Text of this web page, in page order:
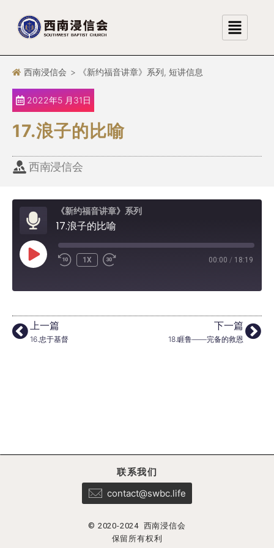
跳
至
西南浸信会 > 《新约福音讲章》系列, 短讲信息
2022年5 月31日
17.浪子的比喻
西南浸信会
《新约福音讲章》系列
17.浪子的比喻
1X 00:00 / 18:19
上一篇
16.忠于基督
下一篇
18.睚鲁——完备的救恩
联系我们
contact@swbc.life
© 2020-2024 西南浸信会
保留所有权利